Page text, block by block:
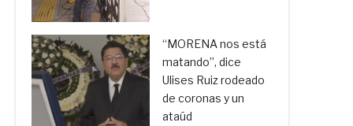
“MORENA nos está
matando”, dice
Ulises Ruiz rodeado
de coronas y un
ataúd